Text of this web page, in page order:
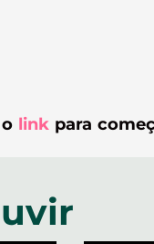
link para